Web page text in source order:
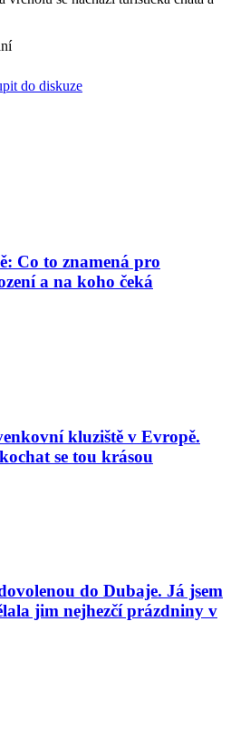
do diskuze
Co to znamená pro
a na koho čeká
kluziště v Evropě.
se tou krásou
do Dubaje. Já jsem
jim nejhezčí prázdniny v